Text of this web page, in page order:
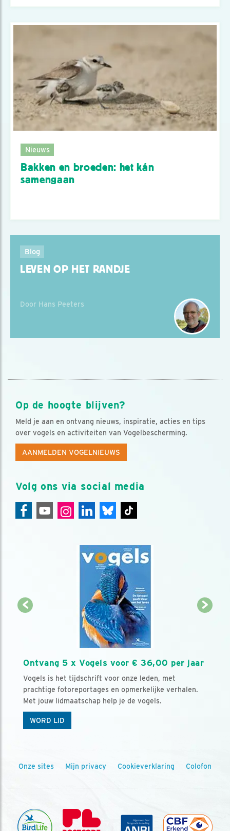
Nieuws
Bakken en broeden: het kán
samengaan
Blog
LEVEN OP HET RANDJE
Door Hans Peeters
Op de hoogte blijven?
Meld je aan en ontvang nieuws, inspiratie, acties en tips
over vogels en activiteiten van Vogelbescherming.
AANMELDEN VOGELNIEUWS
Volg ons via social media
Ontvang 5 x Vogels voor € 36,00 per jaar
Vogels is het tijdschrift voor onze leden, met
prachtige fotoreportages en opmerkelijke verhalen.
Met jouw lidmaatschap help je de vogels.
WORD LID
Onze sites Mijn privacy Cookieverklaring Colofon